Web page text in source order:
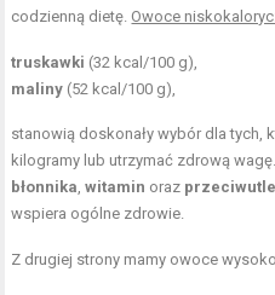
codzienną dietę. Owoce
truskawki (32 kcal/100 g),
maliny (52 kcal/100 g),
stanowią doskonały wybór dla tych,
kilogramy lub utrzymać zdrową
błonnika,witamin oraz
wspiera ogólne zdrowie.
Z drugiej strony mamy owoce